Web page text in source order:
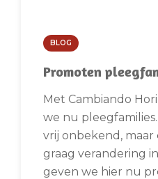
BLOG
Promoten
Met Cambiando
we nu
vrij onbekend, maar
graag verandering
geven we hier nu